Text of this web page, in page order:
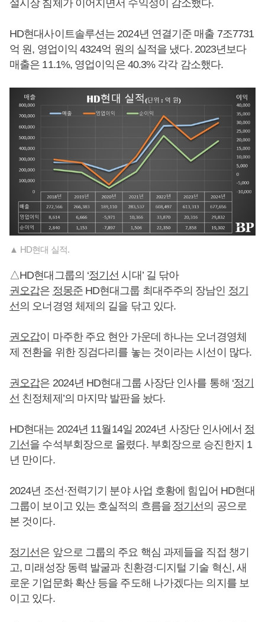
설시장 침체가 이어지면서 수익성이 감소했다.
HD현대사이트솔루션는 2024년 연결기준 매출 7조7731
억 원, 영업이익 4324억 원의 실적을 냈다. 2023년보다
매출은 11.1%, 영업이익은 40.3% 각각 감소했다.
▲ HD현대 실적.
△HD현대그룹의 ‘정기선 시대’ 길 닦아
권오갑은 정몽준HD현대그룹 최대주주의 장남인 정기
선의 오너경영 체제의 길을 닦고 있다.
권오갑이 마주한 주요 현안 가운데 하나는 오너경영체
제 전환을 위한 징검다리를 놓는 것이라는 시선이 많다.
권오갑은 2024년 HD현대그룹 사장단 인사를 통해 ‘정기
선 친정체제’의 마지막 발판을 놨다.
HD현대는 2024년 11월14일 2024년 사장단 인사에서 정
기선을 수석부회장으로 올렸다. 부회장으로 승진한지 1
년 만이다.
2024년 조선·전력기기 분야 사업 호황에 힘입어 HD현대
그룹이 보이고 있는 호실적의 흐름을 정기선의 공으로
본 것이다.
정기선은 앞으로 그룹의 주요 핵심 과제들을 직접 챙기
고, 미래성장 동력 발굴과 친환경·디지털 기술 혁신, 새
로운 기업문화 확산 등을 주도해 나가겠다는 의지를 보
이고 있다.